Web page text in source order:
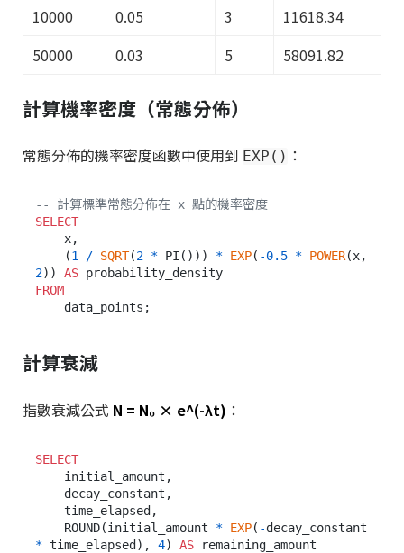
10000 0.05 3
11618.34
50000
0.03 5 58091.82
計算機率密度（常態分佈）
常態分佈的機率密度函數中使用到 EXP() ：
-- 計算標準常態分佈在 x 點的機率密度
SELECT
    (
1 / SQRT(2 * PI())) * EXP( -0.5 * POWER
2)) AS
FROM
計算衰減
指數衰減公式 N = N₀ × e^(-λt) ：
SELECT
    ROUND(initial_amount
* EXP( -
* time_elapsed), 4) AS